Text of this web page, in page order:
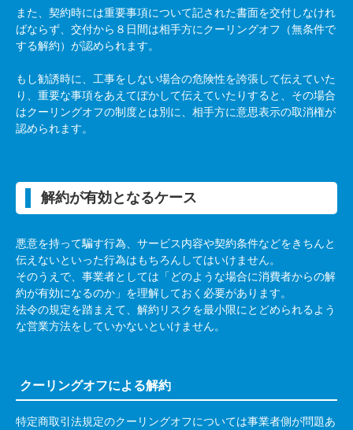
また、契約時には重要事項について記された書面を交付しなけれ
ばならず、交付から８日間は相手方にクーリングオフ（無条件で
する解約）が認められます。
もし勧誘時に、工事をしない場合の危険性を誇張して伝えていた
り、重要な事項をあえてぼかして伝えていたりすると、その場合
はクーリングオフの制度とは別に、相手方に意思表示の取消権が
認められます。
解約が有効となるケース
悪意を持って騙す行為、サービス内容や契約条件などをきちんと
伝えないといった行為はもちろんしてはいけません。
そのうえで、事業者としては「どのような場合に消費者からの解
約が有効になるのか」を理解しておく必要があります。
法令の規定を踏まえて、解約リスクを最小限にとどめられるよう
な営業方法をしていかないといけません。
クーリングオフによる解約
特定商取引法規定のクーリングオフについては事業者側が問題あ